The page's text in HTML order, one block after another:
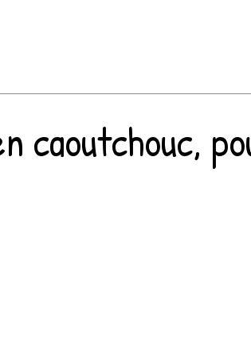
caoutchouc,